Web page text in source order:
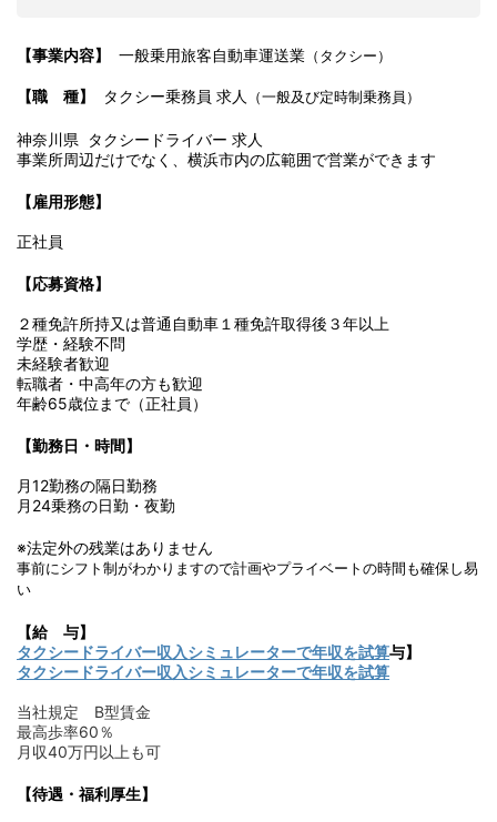
【事業内容】 一般乗用旅客自動車運送業 （タクシー）
【職 種】 タクシー乗務員 求人 （一般及び定時制乗務員）
神奈川県 タクシードライバー 求人
事業所周辺だけでなく、横浜市内の広範囲で営業ができます
【雇用形態】
正社員
【応募資格】
２種免許所持又は普通自動車１種免許取得後３年以上
学歴・経験不問
未経験者歓迎
転職者・中高年の方も歓迎
年齢65歳位まで（正社員）
【勤務日・時間】
月12勤務の隔日勤務
月24乗務の日勤・夜勤
※法定外の残業はありません
事前にシフト制がわかりますので計画やプライベートの時間も確保し易
い
【給 与】
タクシードライバー収入シミュレーターで年収を試算与】
タクシードライバー収入シミュレーターで年収を試算
当社規定 B型賃金
最高歩率60％
月収40万円以上も可
【待遇・福利厚生】